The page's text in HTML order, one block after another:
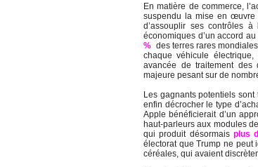
En matière de commerce,
suspendu la mise en œuvre
d’assouplir ses contrôles
économiques d’un accord
% des terres rares
chaque véhicule
avancée de traitement des
majeure pesant sur de
Les gagnants potentiels
enfin décrocher le type
Apple bénéficierait d’un
haut-parleurs aux modules
qui produit désormaisplus
électorat que Trump ne peut
céréales, qui avaient